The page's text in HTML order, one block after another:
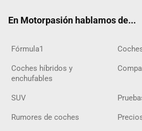
En Motorpasión hablamos de...
Fórmula1
Coches híbridos y
enchufables
SUV
Rumores de coches